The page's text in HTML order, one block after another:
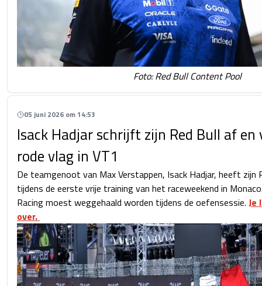
Foto: Red Bull Content Pool
05 juni 2026 om 14:53
Isack Hadjar schrijft zijn Red Bull af
rode vlag in VT1
De teamgenoot van Max Verstappen, Isack Hadjar, heeft zijn
tijdens de eerste vrije training van het raceweekend in
Racing moest weggehaald worden tijdens de oefensessie. Je
over.